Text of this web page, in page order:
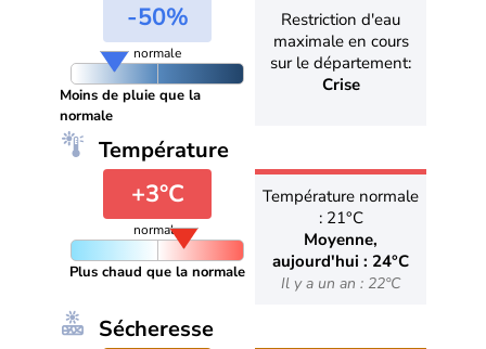
-50%
normale
Moins de pluie que la
normale
Restriction d'eau
maximale en cours
sur le département:
Crise
Température
+3°C
normale
Plus chaud que la normale
Température normale
: 21°C
Moyenne,
aujourd'hui : 24°C
Il y a un an : 22°C
Sécheresse